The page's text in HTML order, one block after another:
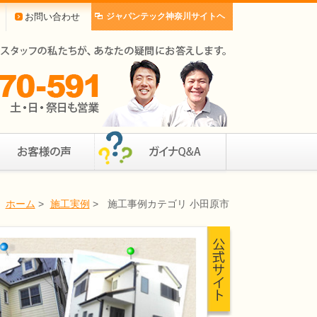
お問い合わせ ジャパンテック神奈川サイトヘ
ホーム > 施工実例 > 施工事例カテゴリ 小田原市